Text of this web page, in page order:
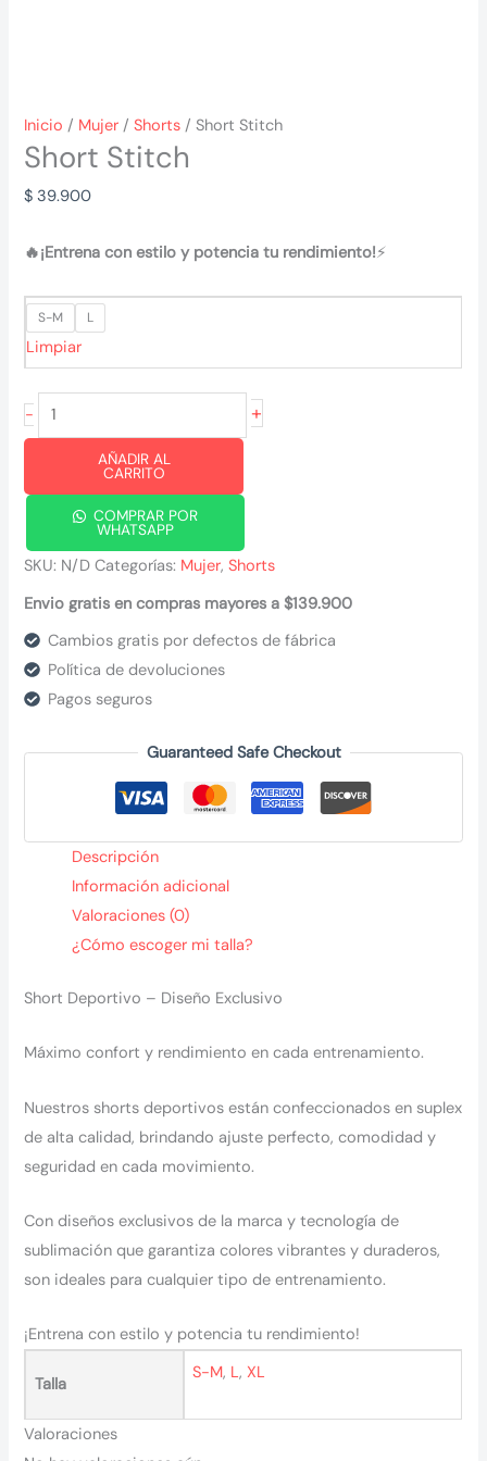
Inicio / Mujer /Shorts / Short Stitch
Short Stitch
$ 39.900
🔥¡Entrena con estilo y potencia tu rendimiento!⚡
S-M L
Limpiar
-
Short
Stitch
cantidad
+
AÑADIR AL
CARRITO
COMPRAR POR
WHATSAPP
SKU: N/D Categorías: Mujer,Shorts
Envio gratis en compras mayores a $139.900
Cambios gratis por defectos de fábrica
Política de devoluciones
Pagos seguros
Guaranteed Safe Checkout
Descripción
Información adicional
Valoraciones (0)
¿Cómo escoger mi talla?
Short Deportivo – Diseño Exclusivo
Máximo confort y rendimiento en cada entrenamiento.
Nuestros shorts deportivos están confeccionados en suplex
de alta calidad, brindando ajuste perfecto, comodidad y
seguridad en cada movimiento.
Con diseños exclusivos de la marca y tecnología de
sublimación que garantiza colores vibrantes y duraderos,
son ideales para cualquier tipo de entrenamiento.
¡Entrena con estilo y potencia tu rendimiento!
Talla
S-M, L, XL
Valoraciones